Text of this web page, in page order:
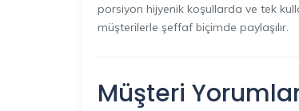
porsiyon hijyenik koşullarda ve tek
müşterilerle şeffaf biçimde paylaşılır.
Müşteri